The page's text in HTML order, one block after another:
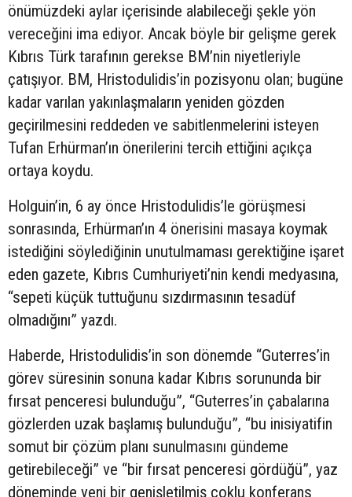
önümüzdeki aylar içerisinde alabileceği şekle yön
vereceğini ima ediyor. Ancak böyle bir gelişme gerek
Kıbrıs Türk tarafının gerekse BM’nin niyetleriyle
çatışıyor. BM, Hristodulidis’in pozisyonu olan; bugüne
kadar varılan yakınlaşmaların yeniden gözden
geçirilmesini reddeden ve sabitlenmelerini isteyen
Tufan Erhürman’ın önerilerini tercih ettiğini açıkça
ortaya koydu.
Holguin’in, 6 ay önce Hristodulidis’le görüşmesi
sonrasında, Erhürman’ın 4 önerisini masaya koymak
istediğini söylediğinin unutulmaması gerektiğine işaret
eden gazete, Kıbrıs Cumhuriyeti’nin kendi medyasına,
“sepeti küçük tuttuğunu sızdırmasının tesadüf
olmadığını” yazdı.
Haberde, Hristodulidis’in son dönemde “Guterres’in
görev süresinin sonuna kadar Kıbrıs sorununda bir
fırsat penceresi bulunduğu”, “Guterres’in çabalarına
gözlerden uzak başlamış bulunduğu”, “bu inisiyatifin
somut bir çözüm planı sunulmasını gündeme
getirebileceği” ve “bir fırsat penceresi gördüğü”, yaz
döneminde yeni bir genişletilmiş çoklu konferans